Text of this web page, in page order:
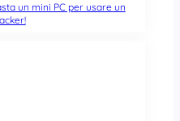
un mini PC per usare un